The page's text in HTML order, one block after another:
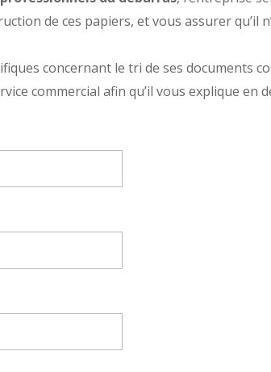
de ces papiers, et vous assurer qu’il
concernant le tri de ses documents
commercial afin qu’il vous explique en